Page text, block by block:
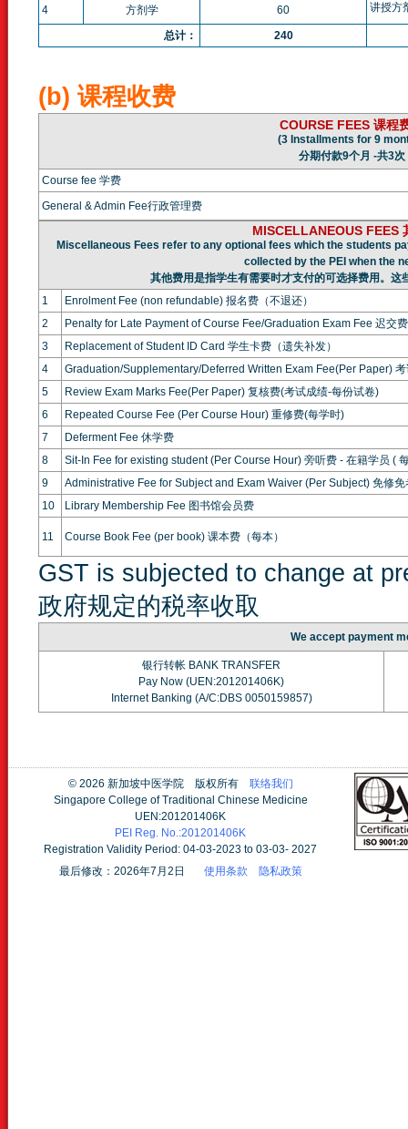
4 方剂学 60 讲授方
总计： 240
(b) 课程收费
COURSE FEES 课程
(3 Installments for 9
分期付款9个月 -共3次
Course fee 学费
General & Admin Fee行政管理费
MISCELLANEOUS FEES
Miscellaneous Fees refer to any optional fees which the students
collected by the PEI when the
其他费用是指学生有需要时才支付的可选择费用。这
1
Enrolment Fee (non refundable) 报名费（不退还）
2
Penalty for Late Payment of Course Fee/Graduation Exam Fee 迟交
3
Replacement of Student ID Card 学生卡费（遗失补发）
4
Graduation/Supplementary/Deferred Written Exam Fee(Per Paper)
5
Review Exam Marks Fee(Per Paper) 复核费(考试成绩-每份试卷)
6
Repeated Course Fee (Per Course Hour) 重修费(每学时)
7
Deferment Fee 休学费
8
Sit-In Fee for existing student (Per Course Hour) 旁听费 - 在籍学员 (
9
Administrative Fee for Subject and Exam Waiver (Per Subject) 免修
10
Library Membership Fee 图书馆会员费
11 Course Book Fee (per book) 课本费（每本）
GST is subjected to change at
政府规定的税率收取
We accept payment
银行转帐 BANK TRANSFER
Pay Now (UEN:201201406K)
Internet Banking (A/C:DBS 0050159857)
© 2026 新加坡中医学院 版权所有 联络我们
Singapore College of Traditional Chinese Medicine
UEN:201201406K
PEI Reg. No.:201201406K
Registration Validity Period: 04-03-2023 to 03-03- 2027
最后修改：2026年7月2日 使用条款 隐私政策